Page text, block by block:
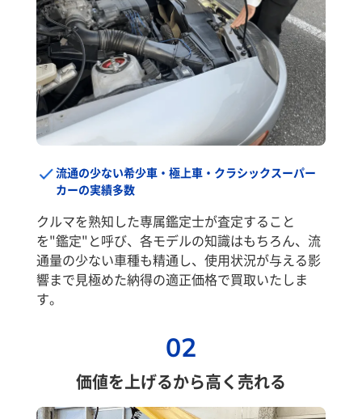
流通の少ない希少車・極上車・クラシックスーパー
カーの実績多数
クルマを熟知した専属鑑定士が査定すること
を"鑑定"と呼び、各モデルの知識はもちろん、流
通量の少ない車種も精通し、使用状況が与える影
響まで見極めた納得の適正価格で買取いたしま
す。
02
価値を上げるから高く売れる